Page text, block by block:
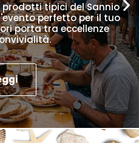
tipici del Sannio
perfetto per il tuo
porta tra eccellenze